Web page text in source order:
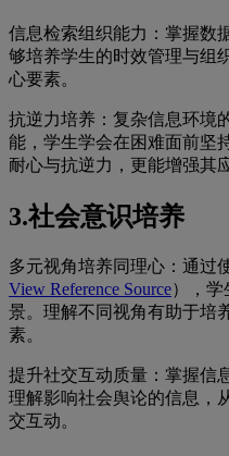
信息检索组织能力：掌握数
够培养学生的时效管理与
心要素。
抗逆力培养：复杂信息环境
能，学生学会在困难面前坚
耐心与抗逆力，更能增强其
3.社会意识培养
多元视角培养同理心：通过
View Reference Source），
景。理解不同视角有助于培
素。
提升社交互动质量：掌握信
理解影响社会舆论的信息，
交互动。